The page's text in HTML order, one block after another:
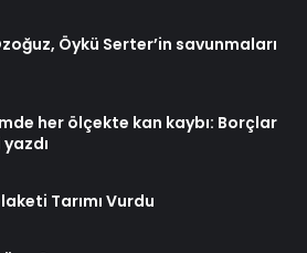
Öykü Serter’in savunmaları
her ölçekte kan kaybı: Borçlar
Tarımı Vurdu